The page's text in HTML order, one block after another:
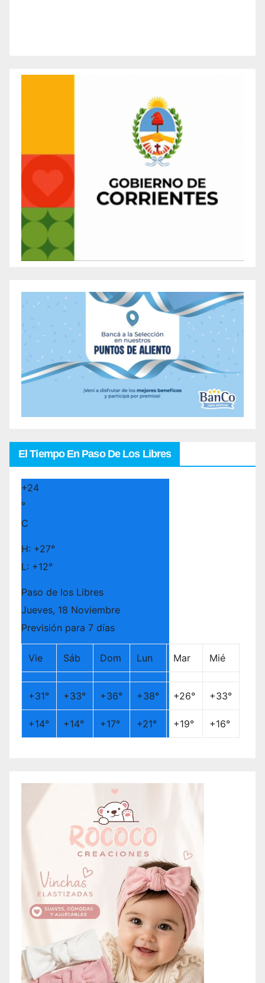
El Tiempo En Paso De Los Libres
+24
°
C
H: +27°
L: +12°
Paso de los Libres
Jueves, 18 Noviembre
Previsión para 7 días
Vie Sáb Dom Lun Mar Mié
+31° +33° +36° +38° +26° +33°
+14° +14° +17° +21° +19° +16°